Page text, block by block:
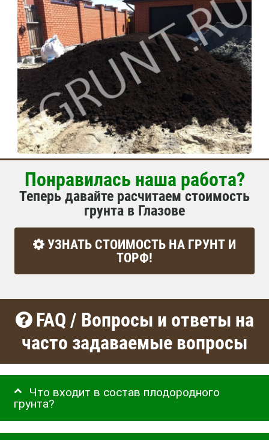
Понравилась наша работа?
Теперь давайте расчитаем стоимость
грунта в Глазове
УЗНАТЬ СТОИМОСТЬ НА ГРУНТ И
ТОРФ!
FAQ / Вопросы и ответы на
часто задаваемые вопросы
Что входит в состав плодородного
грунта?